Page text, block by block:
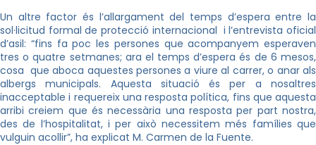
Un altre factor és l’allargament del temps d’espera entre la
sol·licitud formal de protecció internacional i l’entrevista oficial
d’asil: “fins fa poc les persones que acompanyem esperaven
tres o quatre setmanes; ara el temps d’espera és de 6 mesos,
cosa que aboca aquestes persones a viure al carrer, o anar als
albergs municipals. Aquesta situació és per a nosaltres
inacceptable i requereix una resposta política, fins que aquesta
arribi creiem que és necessària una resposta per part nostra,
des de l’hospitalitat, i per això necessitem més famílies que
vulguin acollir”, ha explicat M. Carmen de la Fuente.